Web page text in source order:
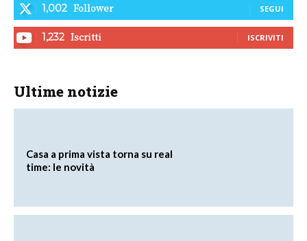
1,002 Follower SEGUI
1,232 Iscritti ISCRIVITI
Ultime notizie
Casa a prima vista torna su real
time: le novità